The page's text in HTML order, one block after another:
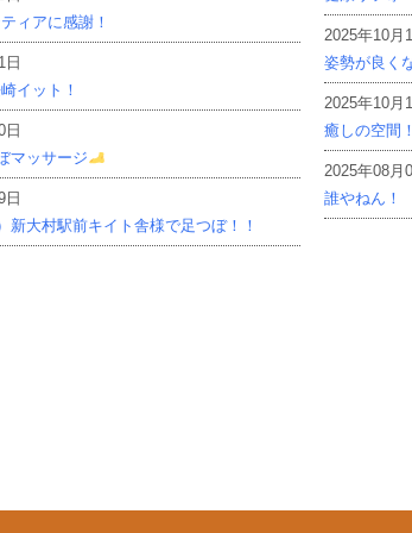
ィアに感謝！
日
イット！
日
マッサージ
日
新大村駅前キイト舎様で足つぼ！！
2025年10月
姿勢が良く
2025年10月
癒しの空間
2025年08月
誰やねん！